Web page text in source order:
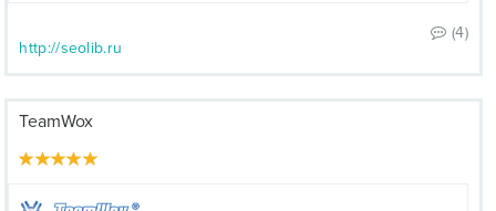
(4)
http://seolib.ru
TeamWox